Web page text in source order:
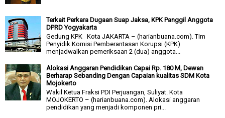
Terkait Perkara Dugaan Suap Jaksa, KPK Panggil Anggota
DPRD Yogyakarta
Gedung KPK Kota JAKARTA – (harianbuana.com). Tim
Penyidik Komisi Pemberantasan Korupsi (KPK)
menjadwalkan pemeriksaan 2 (dua) anggota...
Alokasi Anggaran Pendidikan Capai Rp. 180 M, Dewan
Berharap Sebanding Dengan Capaian kualitas SDM Kota
Mojokerto
Wakil Ketua Fraksi PDI Perjuangan, Suliyat. Kota
MOJOKERTO – (harianbuana.com). Alokasi anggaran
pendidikan yang menjadi komponen pri...